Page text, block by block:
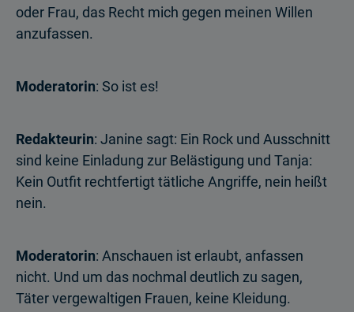
oder Frau, das Recht mich gegen meinen Willen
anzufassen.
Moderatorin: So ist es!
Redakteurin: Janine sagt: Ein Rock und Ausschnitt
sind keine Einladung zur Belästigung und Tanja:
Kein Outfit rechtfertigt tätliche Angriffe, nein heißt
nein.
Moderatorin: Anschauen ist erlaubt, anfassen
nicht. Und um das nochmal deutlich zu sagen,
Täter vergewaltigen Frauen, keine Kleidung.